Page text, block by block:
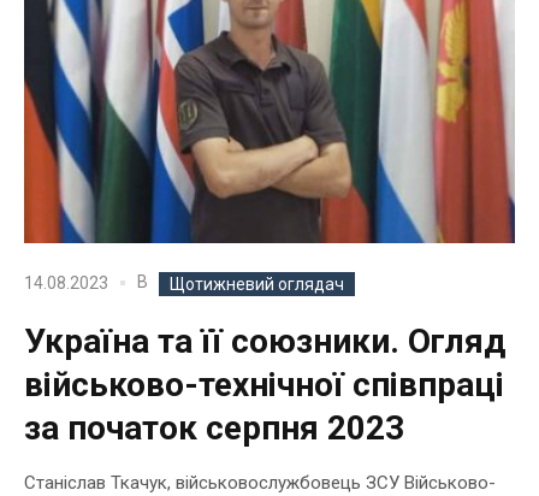
14.08.2023 В Щотижневий оглядач
Україна та її союзники. Огляд
військово-технічної співпраці
за початок серпня 2023
Станіслав Ткачук, військовослужбовець ЗСУ Військово-